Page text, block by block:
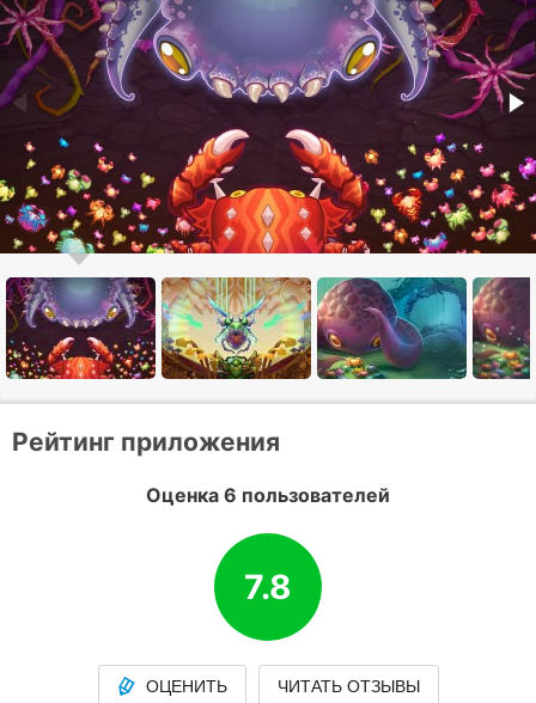
Рейтинг приложения
Оценка 6 пользователей
7.8
ОЦЕНИТЬ ЧИТАТЬ ОТЗЫВЫ